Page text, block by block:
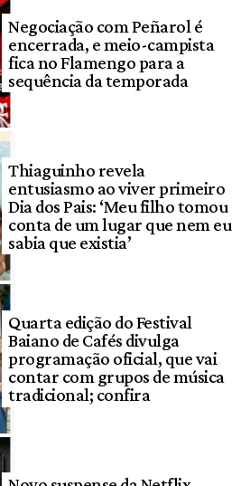
Negociação com Peñarol é
encerrada, e meio-campista
fica no Flamengo para a
sequência da temporada
Thiaguinho revela
entusiasmo ao viver primeiro
Dia dos Pais: ‘Meu filho tomou
conta de um lugar que nem eu
sabia que existia’
Quarta edição do Festival
Baiano de Cafés divulga
programação oficial, que vai
contar com grupos de música
tradicional; confira